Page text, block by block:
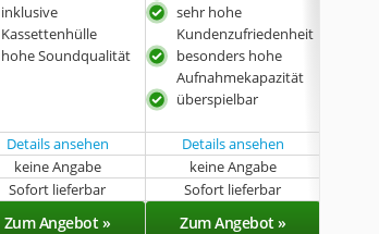
inklusive
Kassettenhülle
hohe Soundqualität
sehr hohe
Kundenzufriedenheit
besonders hohe
Aufnahmekapazität
überspielbar
Details ansehen
Details ansehen
keine Angabe keine Angabe
Sofort lieferbar Sofort lieferbar
Zum Angebot » Zum Angebot »